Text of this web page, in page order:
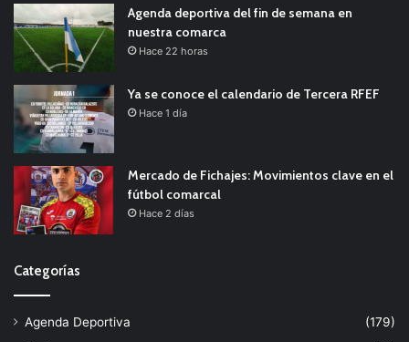
Agenda deportiva del fin de semana en
nuestra comarca
Hace 22 horas
Ya se conoce el calendario de Tercera RFEF
Hace 1 día
Mercado de Fichajes: Movimientos clave en el
fútbol comarcal
Hace 2 días
Categorías
Agenda Deportiva
(179)